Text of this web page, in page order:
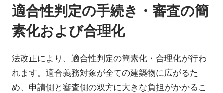
適合性判定の手続き・審査の簡
素化および合理化
法改正により、適合性判定の簡素化・合理化が行わ
れます。適合義務対象が全ての建築物に広がるた
め、申請側と審査側の双方に大きな負担がかかるこ